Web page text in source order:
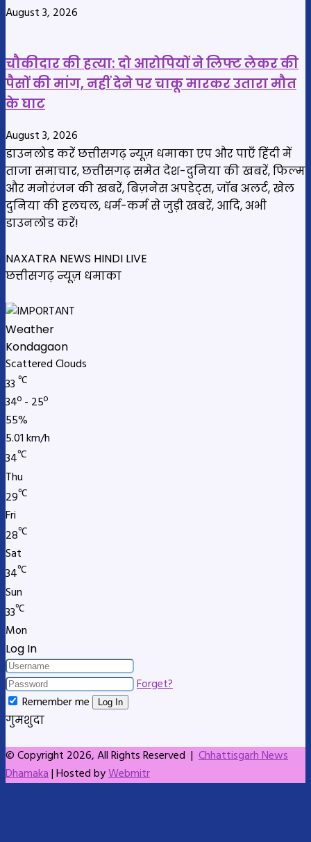
August 3, 2026
चौकीदार की हत्या: दो आरोपियों ने लिफ्ट लेकर की
पैसों की मांग, नहीं देने पर चाकू मारकर उतारा मौत
के घाट
August 3, 2026
डाउनलोड करें छत्तीसगढ़ न्यूज़ धमाका एप और पाएँ हिंदी में
ताजा समाचार, छत्तीसगढ़ समेत देश-दुनिया की खबरें, फिल्म
और मनोरंजन की खबरें, बिज़नेस अपडेट्स, जॉब अलर्ट, खेल
दुनिया की हलचल, धर्म-कर्म से जुड़ी खबरें, आदि, अभी
डाउनलोड करें!
NAXATRA NEWS HINDI LIVE
छत्तीसगढ़ न्यूज़ धमाका
Weather
Kondagaon
Scattered Clouds
33 ℃
34º - 25º
55%
5.01 km/h
34℃
Thu
29℃
Fri
28℃
Sat
34℃
Sun
33℃
Mon
Log In
Forget?
Remember me
Log In
गुमशुदा
© Copyright 2026, All Rights Reserved | Chhattisgarh News
Dhamaka| Hosted byWebmitr